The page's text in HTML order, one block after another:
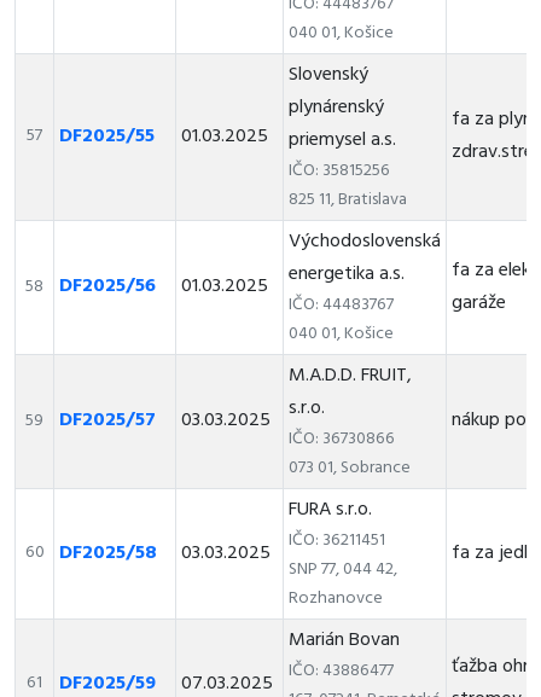
040 01, Košice
57 DF2025/55 01.03.2025
Slovenský
plynárenský
priemysel a.s.
IČO: 35815256
825 11, Bratislava
fa za plyn
58 DF2025/56 01.03.2025
Východoslovenská
energetika a.s.
IČO: 44483767
040 01, Košice
fa za
garáže
59 DF2025/57 03.03.2025
M.A.D.D. FRUIT,
s.r.o.
IČO: 36730866
073 01, Sobrance
nákup
60 DF2025/58 03.03.2025
FURA s.r.o.
IČO: 36211451
SNP 77, 044 42,
Rozhanovce
fa za
61 DF2025/59 07.03.2025
Marián Bovan
IČO: 43886477
ťažba